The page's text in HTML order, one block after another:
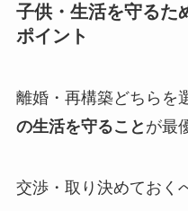
子供・生活を守るた
ポイント
離婚・再構築どちらを
の生活を守ること が最
交渉・取り決めておく